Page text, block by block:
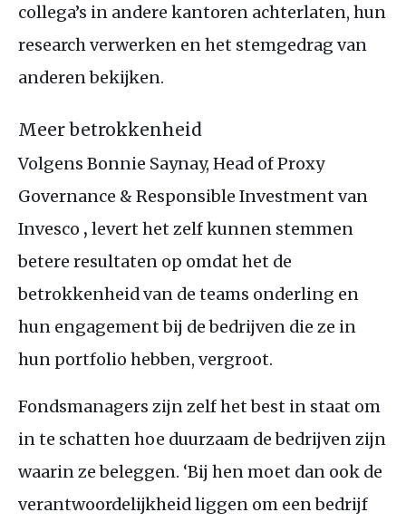
collega’s in andere kantoren achterlaten, hun
research verwerken en het stemgedrag van
anderen bekijken.
Meer betrokkenheid
Volgens Bonnie Saynay, Head of Proxy
Governance & Responsible Investment van
Invesco , levert het zelf kunnen stemmen
betere resultaten op omdat het de
betrokkenheid van de teams onderling en
hun engagement bij de bedrijven die ze in
hun portfolio hebben, vergroot.
Fondsmanagers zijn zelf het best in staat om
in te schatten hoe duurzaam de bedrijven zijn
waarin ze beleggen. ‘Bij hen moet dan ook de
verantwoordelijkheid liggen om een bedrijf